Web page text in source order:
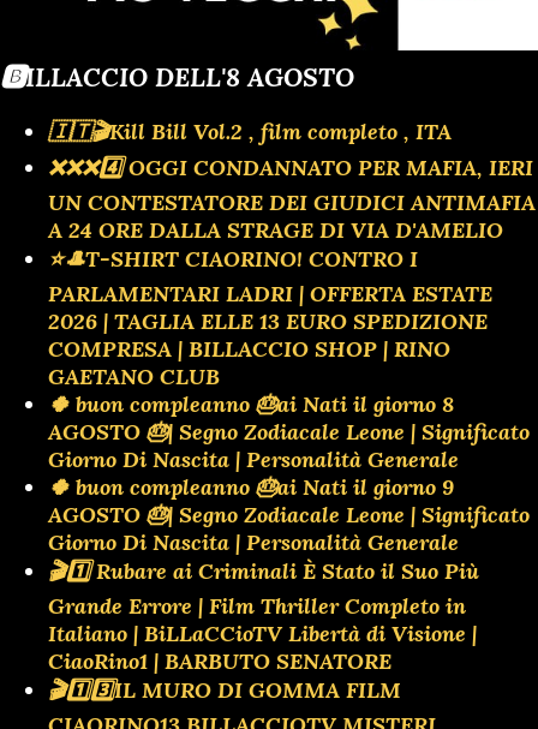
🅱️ILLACCIO DELL'8 AGOSTO
🇮🇹🎬Kill Bill Vol.2 , film completo , ITA
❌️❌️❌️4️⃣ OGGI CONDANNATO PER MAFIA, IERI
UN CONTESTATORE DEI GIUDICI ANTIMAFIA
A 24 ORE DALLA STRAGE DI VIA D'AMELIO
⭐🎩T-SHIRT CIAORINO! CONTRO I
PARLAMENTARI LADRI | OFFERTA ESTATE
2026 | TAGLIA ELLE 13 EURO SPEDIZIONE
COMPRESA | BILLACCIO SHOP | RINO
GAETANO CLUB
🍀 buon compleanno 🎂ai Nati il giorno 8
AGOSTO 🎂| Segno Zodiacale Leone | Significato
Giorno Di Nascita | Personalità Generale
🍀 buon compleanno 🎂ai Nati il giorno 9
AGOSTO 🎂| Segno Zodiacale Leone | Significato
Giorno Di Nascita | Personalità Generale
🎬1️⃣ Rubare ai Criminali È Stato il Suo Più
Grande Errore | Film Thriller Completo in
Italiano | BiLLaCCioTV Libertà di Visione |
CiaoRino1 | BARBUTO SENATORE
🎬1️⃣3️⃣IL MURO DI GOMMA FILM